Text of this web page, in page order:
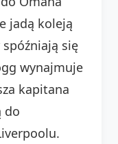
jadą koleją
się
wynajmuje
kapitana
do